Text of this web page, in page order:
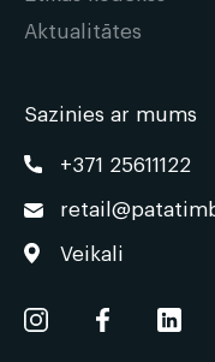
Aktualitātes
Sazinies ar mums
+371 25611122
Veikali